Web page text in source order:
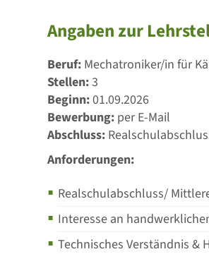
Angaben zur
Beruf: Mechatroniker/in für
Stellen:3
Beginn:01.09.2026
Bewerbung: per E-Mail
Abschluss:
Anforderungen:
Realschulabschluss/
Interesse an
Technisches Verständnis &